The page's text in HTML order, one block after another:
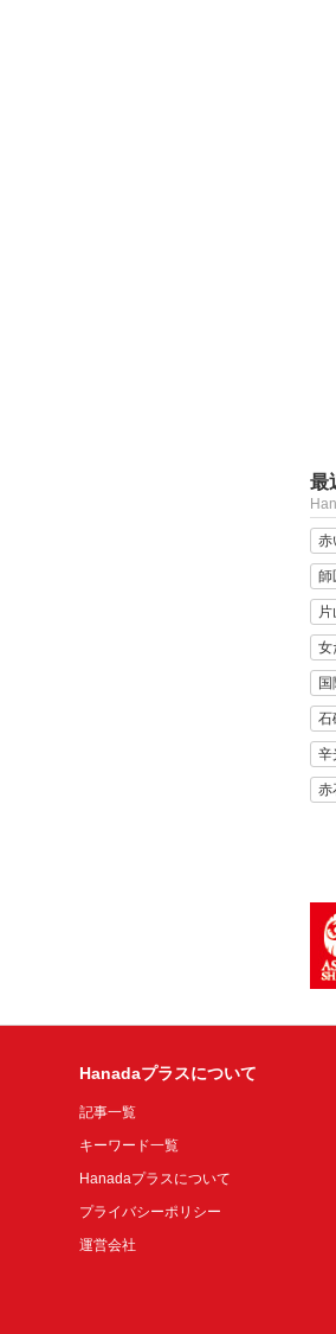
最
赤
師
女
石
辛
赤
Hanadaプラスについて
記事一覧
キーワード一覧
Hanadaプラスについて
プライバシーポリシー
運営会社